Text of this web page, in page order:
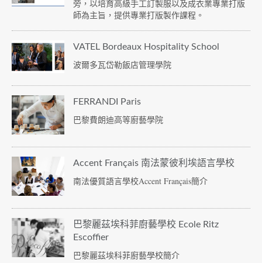
旁，以培育高級手工訂製服以及成衣業專業打版
師為主旨，提供專業打版製作課程。
VATEL Bordeaux Hospitality School
波爾多瓦岱勒飯店管理學院
FERRANDI Paris
巴黎費朗迪高等廚藝學院
Accent Français 南法蒙彼利埃語言學校
南法優質語言學校Accent Français簡介
巴黎麗茲埃科菲廚藝學校 Ecole Ritz
Escoffier
巴黎麗茲埃科菲廚藝學校簡介